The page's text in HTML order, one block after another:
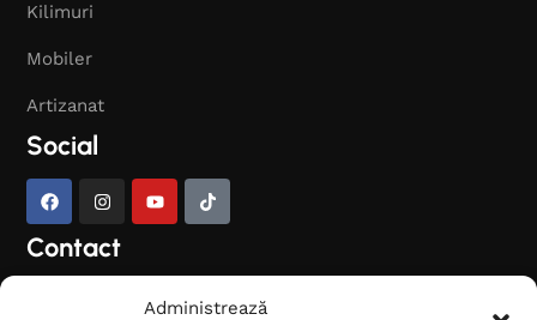
Administrează
Kilimuri
Mobiler
Artizanat
Social
Contact
Ai nevoie de ajutor pentru